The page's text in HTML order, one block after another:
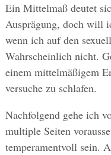
Ein Mittelmaß deutet
Ausprägung, doch will
wenn ich auf den
Wahrscheinlich nicht.
einem mittelmäßigem
versuche zu schlafen.
Nachfolgend gehe ich
multiple Seiten
temperamentvoll sein.